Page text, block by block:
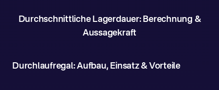
Durchschnittliche Lagerdauer: Berechnung &
Aussagekraft
Durchlaufregal: Aufbau, Einsatz & Vorteile